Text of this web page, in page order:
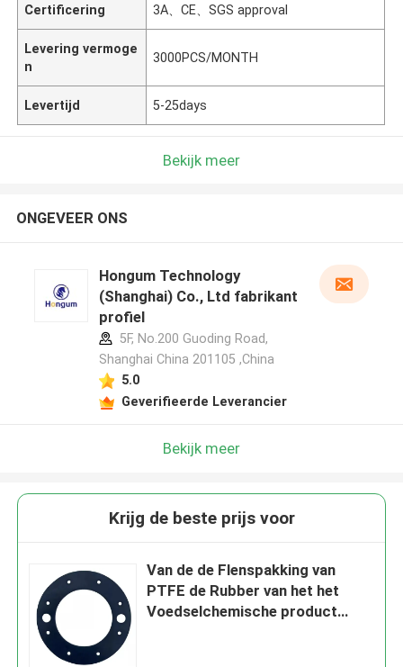
Certificering 3A、CE、SGS approval
Levering vermoge
n
3000PCS/MONTH
Levertijd 5-25days
Bekijk meer
ONGEVEER ONS
Hongum Technology
(Shanghai) Co., Ltd fabrikant
profiel
5F, No.200 Guoding Road,
Shanghai China 201105 ,China
5.0
Geverifieerde Leverancier
Bekijk meer
Krijg de beste prijs voor
Van de de Flenspakking van
PTFE de Rubber van het het
Voedselchemische product